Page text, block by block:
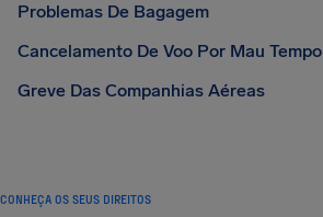
Problemas De Bagagem
Cancelamento De Voo Por Mau Tempo
Greve Das Companhias Aéreas
CONHEÇA OS SEUS DIREITOS